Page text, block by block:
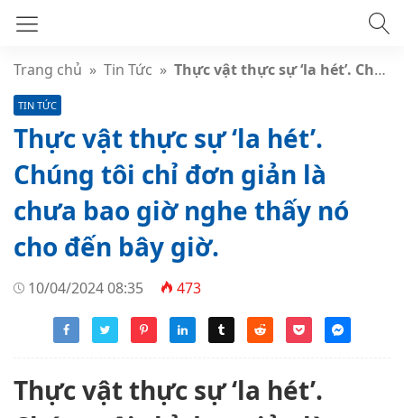
Trang chủ » Tin Tức » Thực vật thực sự ‘la hét’. Chúng tôi chỉ đơn giản là chưa bao giờ nghe thấy nó cho đến bây giờ.
TIN TỨC
Thực vật thực sự ‘la hét’.
Chúng tôi chỉ đơn giản là
chưa bao giờ nghe thấy nó
cho đến bây giờ.
10/04/2024 08:35 473
Thực vật thực sự ‘la hét’.